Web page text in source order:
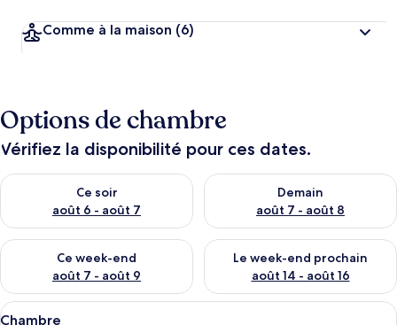
Comme à la maison (6)
Options de chambre
Vérifiez la disponibilité pour ces dates.
Ce soir
août 6 - août 7
Vérifier la disponibilité pour ce soir août 6 - août 7
Demain
août 7 - août 8
Vérifier la disponibilité pour
Ce week-end
août 7 - août 9
Vérifier la disponibilité pour ce week-end août 7 - août 9
Le week-end prochain
août 14 - août 16
Vérifier la disponibilité pour
Afficher
Une chambre à coucher avec une
5
Chambre